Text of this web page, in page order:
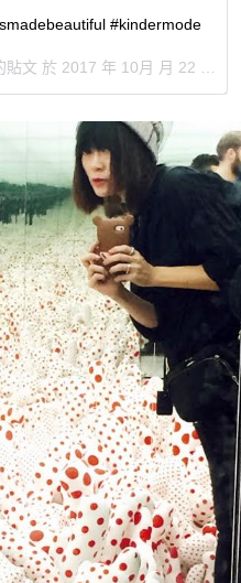
#kindermode
貼文 於 2017 年 10月 月 22 5:14下午 PDT